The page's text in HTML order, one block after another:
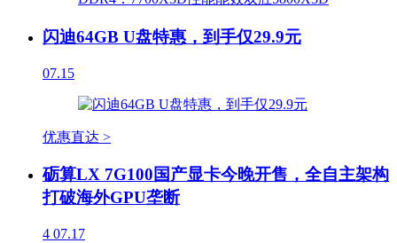
闪迪64GB U盘特惠，到手仅29.9元
07.15
优惠直达 >
砺算LX 7G100国产显卡今晚开售，全自主架构
打破海外GPU垄断
4 07.17